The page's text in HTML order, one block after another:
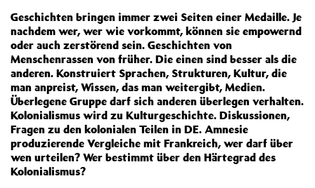
Geschichten bringen immer zwei Seiten einer Medaille. Je
nachdem wer, wer wie vorkommt, können sie empowernd
oder auch zerstörend sein. Geschichten von
Menschenrassen von früher. Die einen sind besser als die
anderen. Konstruiert Sprachen, Strukturen, Kultur, die
man anpreist, Wissen, das man weitergibt, Medien.
Überlegene Gruppe darf sich anderen überlegen verhalten.
Kolonialismus wird zu Kulturgeschichte. Diskussionen,
Fragen zu den kolonialen Teilen in DE. Amnesie
produzierende Vergleiche mit Frankreich, wer darf über
wen urteilen? Wer bestimmt über den Härtegrad des
Kolonialismus?